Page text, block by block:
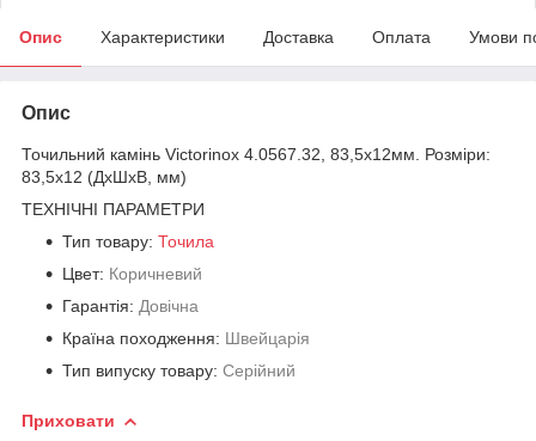
Опис Характеристики Доставка Оплата Умови
Опис
Точильний камінь Victorinox 4.0567.32, 83,5х12мм. Розміри:
83,5х12 (ДхШхВ, мм)
ТЕХНІЧНІ ПАРАМЕТРИ
Тип товару: Точила
Цвет: Коричневий
Гарантія: Довічна
Країна походження: Швейцарія
Тип випуску товару: Серійний
Приховати